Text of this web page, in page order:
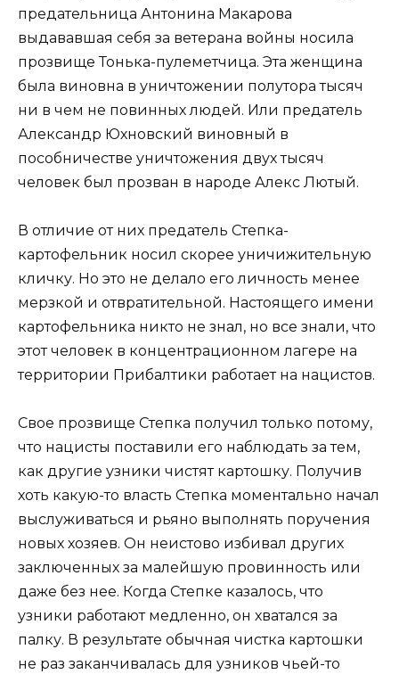
предательница Антонина Макарова
выдававшая себя за ветерана войны носила
прозвище Тонька-пулеметчица. Эта женщина
была виновна в уничтожении полутора тысяч
ни в чем не повинных людей. Или предатель
Александр Юхновский виновный в
пособничестве уничтожения двух тысяч
человек был прозван в народе Алекс Лютый.
В отличие от них предатель Степка-
картофельник носил скорее уничижительную
кличку. Но это не делало его личность менее
мерзкой и отвратительной. Настоящего имени
картофельника никто не знал, но все знали, что
этот человек в концентрационном лагере на
территории Прибалтики работает на нацистов.
Свое прозвище Степка получил только потому,
что нацисты поставили его наблюдать за тем,
как другие узники чистят картошку. Получив
хоть какую-то власть Степка моментально начал
выслуживаться и рьяно выполнять поручения
новых хозяев. Он неистово избивал других
заключенных за малейшую провинность или
даже без нее. Когда Степке казалось, что
узники работают медленно, он хватался за
палку. В результате обычная чистка картошки
не раз заканчивалась для узников чьей-то